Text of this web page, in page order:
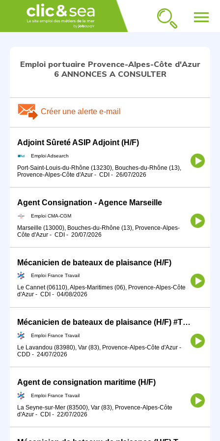
menu
Emploi portuaire Provence-Alpes-Côte d'Azur
6 ANNONCES A CONSULTER
Créer une alerte e-mail
Adjoint Sûreté ASIP Adjoint (H/F)
Emploi Adsearch
Port-Saint-Louis-du-Rhône (13230), Bouches-du-Rhône (13),
Provence-Alpes-Côte d'Azur - CDI - 26/07/2026
Agent Consignation - Agence Marseille
Emploi CMA-CGM
Marseille (13000), Bouches-du-Rhône (13), Provence-Alpes-
Côte d'Azur - CDI - 20/07/2026
Mécanicien de bateaux de plaisance (H/F)
Emploi France Travail
Le Cannet (06110), Alpes-Maritimes (06), Provence-Alpes-Côte
d'Azur - CDI - 04/08/2026
Mécanicien de bateaux de plaisance (H/F) #TDFE2026
Emploi France Travail
Le Lavandou (83980), Var (83), Provence-Alpes-Côte d'Azur -
CDD - 24/07/2026
Agent de consignation maritime (H/F)
Emploi France Travail
La Seyne-sur-Mer (83500), Var (83), Provence-Alpes-Côte
d'Azur - CDI - 22/07/2026